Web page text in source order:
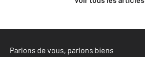
Parlons de vous, parlons biens